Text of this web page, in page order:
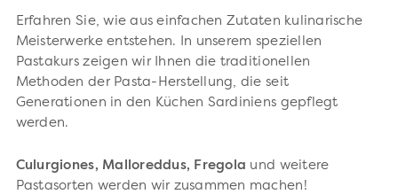
Erfahren Sie, wie aus einfachen Zutaten kulinarische
Meisterwerke entstehen. In unserem speziellen
Pastakurs zeigen wir Ihnen die traditionellen
Methoden der Pasta-Herstellung, die seit
Generationen in den Küchen Sardiniens gepflegt
werden.
Culurgiones, Malloreddus, Fregola und weitere
Pastasorten werden wir zusammen machen!